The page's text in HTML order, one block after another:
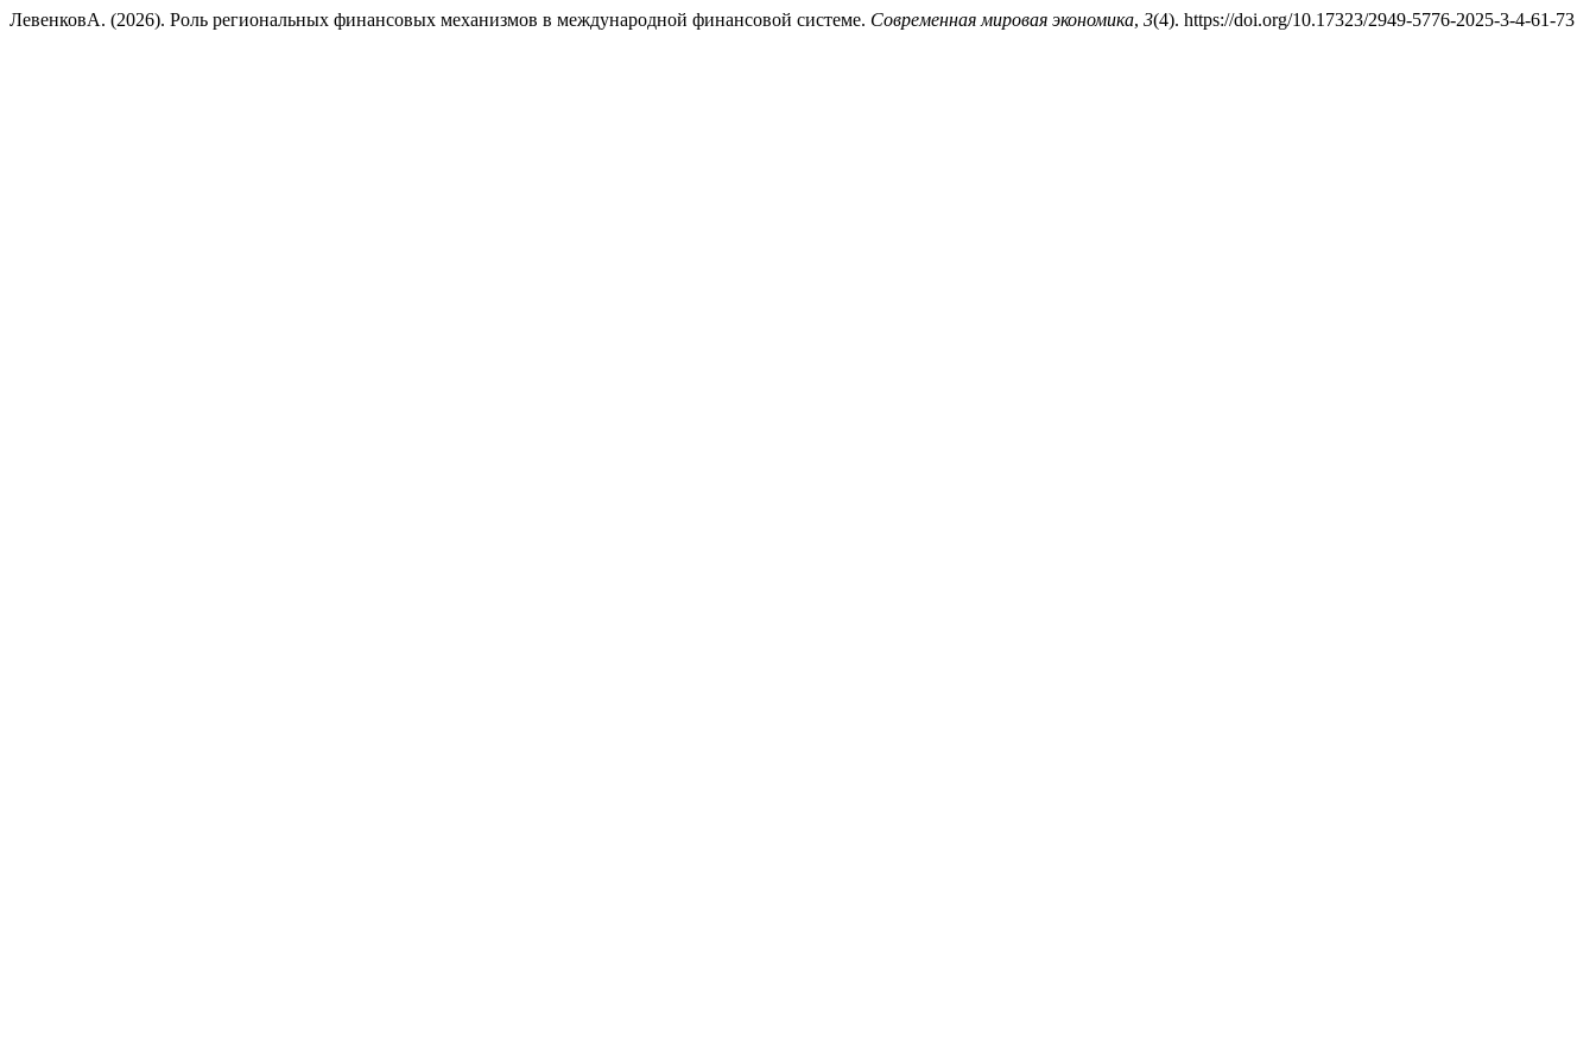
ЛевенковА. (2026). Роль региональных финансовых механизмов в международной финансовой системе. Современная мировая экономика, 3(4). https://doi.org/10.17323/2949-5776-2025-3-4-61-73